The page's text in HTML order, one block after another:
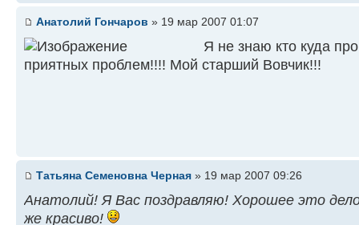
Анатолий Гончаров » 19 мар 2007 01:07
Я не знаю кто куда
приятных проблем!!!! Мой старший Вовчик!!!
Татьяна Семеновна Черная » 19 мар 2007 09:26
Анатолий! Я Вас поздравляю! Хорошее это
же красиво!